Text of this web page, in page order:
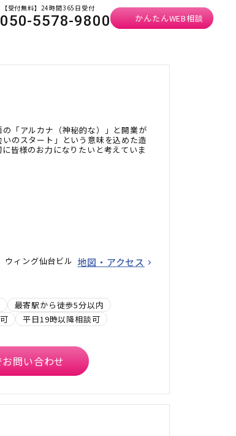
【受付無料】24時間365日受付
050-5578-9800 かんたんWEB相談
「アルカナ（神秘的な）」と開業が
いのスタート」という意味を込めた造
皆様のお力になりたいと考えていま
ィング仙台ビル 地図・アクセス
最寄駅から徒歩5分以内
平日19時以降相談可
問い合わせ